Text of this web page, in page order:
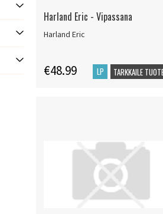
Harland Eric - Vipassana
Harland Eric
€48.99 LP TARKKAILE